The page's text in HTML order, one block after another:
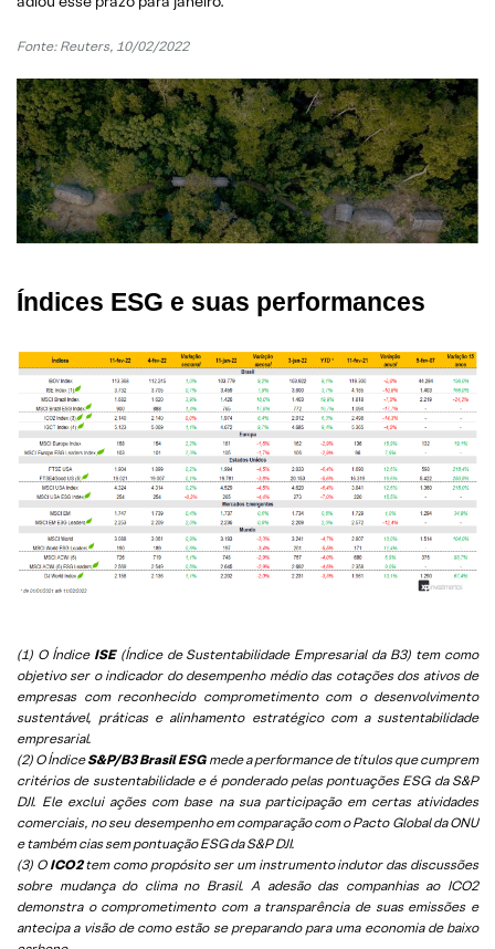
Fonte: Reuters, 10/02/2022
Índices ESG e suas performances
(1) O Índice ISE(Índice de Sustentabilidade Empresarial da B3) tem como
objetivo ser o indicador do desempenho médio das cotações dos ativos de
empresas com reconhecido comprometimento com o desenvolvimento
sustentável, práticas e alinhamento estratégico com a sustentabilidade
empresarial.
(2) O ÍndiceS&P/B3 Brasil ESGmede a performance de títulos que cumprem
critérios de sustentabilidade e é ponderado pelas pontuações ESG da S&P
DJI. Ele exclui ações com base na sua participação em certas atividades
comerciais, no seu desempenho em comparação com o Pacto Global da ONU
e também cias sem pontuação ESG da S&P DJI.
(3) O ICO2tem como propósito ser um instrumento indutor das discussões
sobre mudança do clima no Brasil. A adesão das companhias ao ICO2
demonstra o comprometimento com a transparência de suas emissões e
antecipa a visão de como estão se preparando para uma economia de baixo